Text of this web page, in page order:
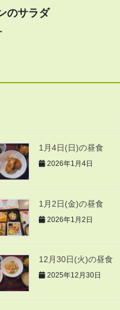
のサラダ
1月4日(日)の昼食
2026年1月4日
1月2日(金)の昼食
2026年1月2日
12月30日(火)の昼食
2025年12月30日